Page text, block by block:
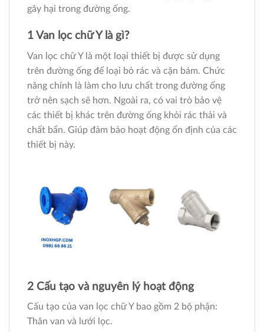
gây hại trong đường ống.
1 Van lọc chữ Y là gì?
Van lọc chữ Y là một loại thiết bị được sử dụng
trên đường ống để loại bỏ rác và cặn bám. Chức
năng chính là làm cho lưu chất trong đường ống
trở nên sạch sẽ hơn. Ngoài ra, có vai trò bảo vệ
các thiết bị khác trên đường ống khỏi rác thải và
chất bẩn. Giúp đảm bảo hoạt động ổn định của các
thiết bị này.
2 Cấu tạo và nguyên lý hoạt động
Cấu tạo của van lọc chữ Y bao gồm 2 bộ phận:
Thân van và lưới lọc.